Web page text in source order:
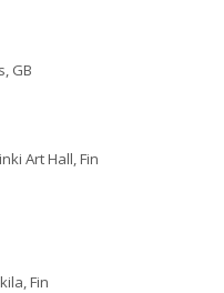
GB
Art Hall, Fin
Fin